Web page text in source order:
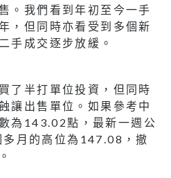
。我們看到年初至今一手
，但同時亦看受到多個新
手成交逐步放緩。
了半打單位投資，但同時
讓出售單位。如果參考中
為143.02點，最新一週公
月的高位為147.08，撤